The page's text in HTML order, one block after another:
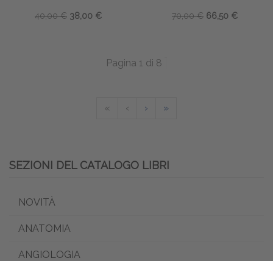
40,00 € 38,00 € 70,00 € 66,50 €
Pagina 1 di 8
« ‹ › »
SEZIONI DEL CATALOGO LIBRI
NOVITÀ
ANATOMIA
ANGIOLOGIA